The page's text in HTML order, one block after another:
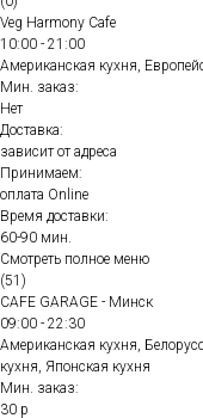
Veg Harmony Cafe
10:00 - 21:00
Американская кухня,
Мин. заказ:
Нет
Доставка:
зависит от адреса
Принимаем:
оплата Online
Время доставки:
60-90 мин.
Смотреть полное меню
(51)
CAFE GARAGE - Минск
09:00 - 22:30
Американская кухня,
кухня, Японская кухня
Мин. заказ:
30 р